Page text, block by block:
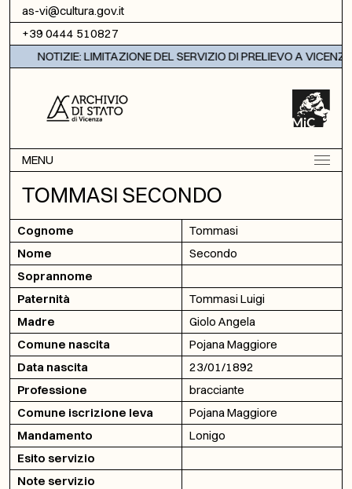
Vai al contenuto
as-vi@cultura.gov.it
+39 0444 510827
NOTIZIE: LIMITAZIONE DEL SERVIZIO DI PRELIEVO A VICENZA
MENU
TOMMASI SECONDO
Cognome
Tommasi
Nome
Secondo
Soprannome
Paternità
Tommasi Luigi
Madre
Giolo Angela
Comune nascita
Pojana Maggiore
Data nascita
23/01/1892
Professione
bracciante
Comune iscrizione leva
Pojana Maggiore
Mandamento
Lonigo
Esito servizio
Note servizio